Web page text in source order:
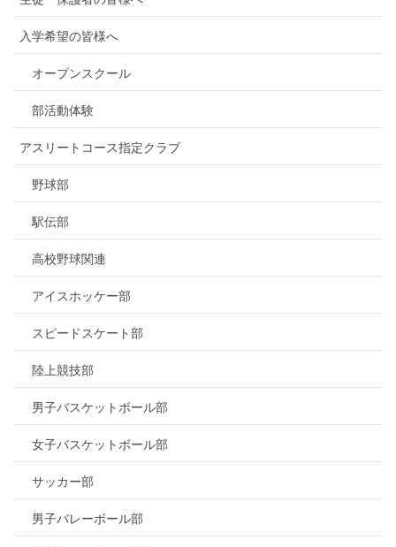
入学希望の皆様へ
オープンスクール
部活動体験
アスリートコース指定クラブ
野球部
駅伝部
高校野球関連
アイスホッケー部
スピードスケート部
陸上競技部
男子バスケットボール部
女子バスケットボール部
サッカー部
男子バレーボール部